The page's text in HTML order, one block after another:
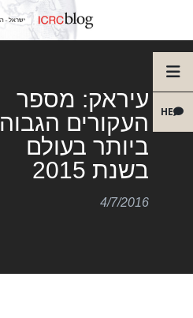
HE
עיראק: מספר
העקורים הגבוה
ביותר בעולם
בשנת 2015
4/7/2016